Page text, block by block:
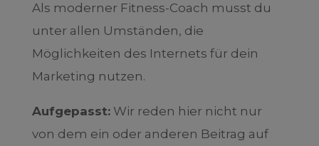
Als moderner Fitness-Coach musst du
unter allen Umständen, die
Möglichkeiten des Internets für dein
Marketing nutzen.
Aufgepasst:Wir reden hier nicht nur
von dem ein oder anderen Beitrag auf